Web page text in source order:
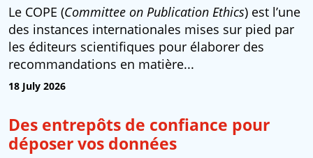
Le COPE (Committee on Publication Ethics) est l’une
des instances internationales mises sur pied par
les éditeurs scientifiques pour élaborer des
recommandations en matière...
18 July 2026
Des entrepôts de confiance pour
déposer vos données